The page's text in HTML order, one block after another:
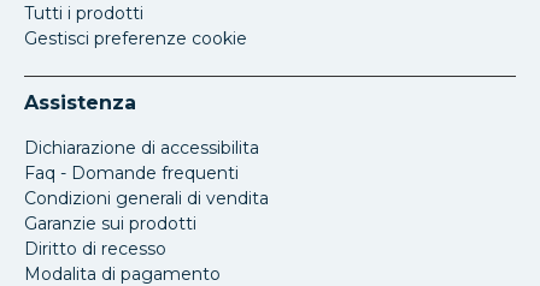
Tutti i prodotti
Gestisci preferenze cookie
Assistenza
Dichiarazione di accessibilita
Faq - Domande frequenti
Condizioni generali di vendita
Garanzie sui prodotti
Diritto di recesso
Modalita di pagamento